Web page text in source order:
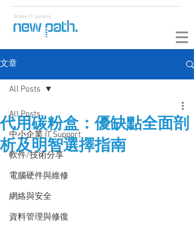
文章
All Posts
中小企業 IT Support
軟件/技術分享
電腦硬件與維修
網絡與安全
資料管理與修復
All Posts
代用碳粉盒：優缺點全面剖
析及明智選擇指南